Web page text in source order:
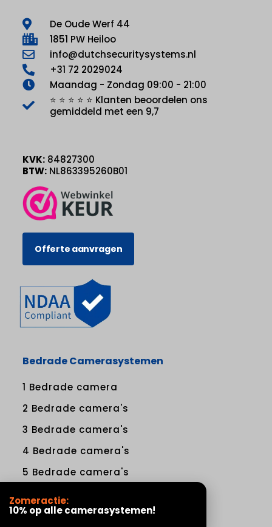
De Oude Werf 44
1851 PW Heiloo
info@dutchsecuritysystems.nl
+31 72 2029024
Maandag - Zondag 09:00 - 21:00
⭐ ⭐ ⭐ ⭐ ⭐ Klanten beoordelen ons
gemiddeld met een 9,7
KVK: 84827300
BTW: NL863395260B01
Offerte aanvragen
Bedrade Camerasystemen
1 Bedrade camera
2 Bedrade camera's
3 Bedrade camera's
4 Bedrade camera's
5 Bedrade camera's
6 Bedrade camera's
7 Bedrade camera's
Zomeractie:
10% op alle camerasystemen!